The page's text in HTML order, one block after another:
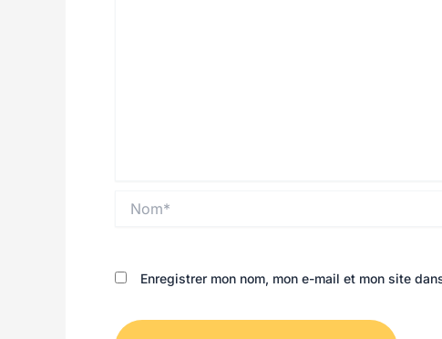
Enregistrer mon nom, mon e-mail et mon site